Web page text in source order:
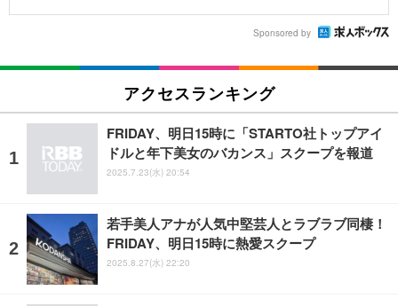
Sponsored by
アクセスランキング
FRIDAY、明日15時に「STARTO社トップアイ
ドルと年下美女のバカンス」スクープを報道
2025.7.23(水) 20:54
若手美人アナが人気中堅芸人とラブラブ同棲！
FRIDAY、明日15時に熱愛スクープ
2025.8.27(水) 22:20